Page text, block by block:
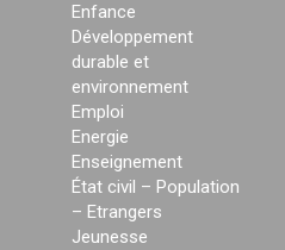
Enfance
Développement
durable et
environnement
Emploi
Energie
Enseignement
État civil – Population
– Etrangers
Jeunesse